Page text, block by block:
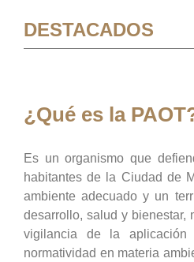
DESTACADOS
¿Qué es la
Es un organismo que
habitantes de la Ciudad de
ambiente adecuado y un
desarrollo, salud y bienestar,
vigilancia de la
normatividad en materia